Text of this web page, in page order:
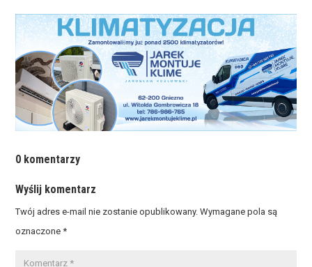
0 komentarzy
Wyślij komentarz
Twój adres e-mail nie zostanie opublikowany. Wymagane pola są
oznaczone*